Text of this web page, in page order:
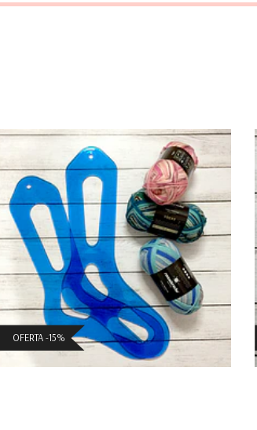
Bloqueador Calcetines
$11.041 CLP
($12.990 CLP)
OFERTA -15%